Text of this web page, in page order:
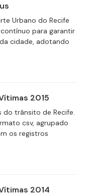
Urbano do Recife
para garantir
cidade, adotando
2015
trânsito de Recife.
csv, agrupado
os registros
2014